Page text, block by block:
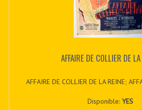
AFFAIRE DE COLLIER DE
AFFAIRE DE COLLIER DE LA REINE;
Disponible:YES